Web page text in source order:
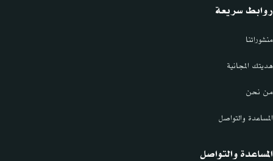
روابط سريعة
منشوراتنا
هديتك المجانية
من نحن
المساعدة والتواصل
المساعدة والتواصل